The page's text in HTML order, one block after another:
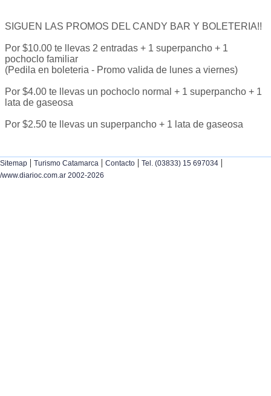
SIGUEN LAS PROMOS DEL CANDY BAR Y BOLETERIA!!
Por $10.00 te llevas 2 entradas + 1 superpancho + 1
pochoclo familiar
(Pedila en boleteria - Promo valida de lunes a viernes)
Por $4.00 te llevas un pochoclo normal + 1 superpancho + 1
lata de gaseosa
Por $2.50 te llevas un superpancho + 1 lata de gaseosa
Sitemap | Turismo Catamarca | Contacto | Tel. (03833) 15 697034 |
/www.diarioc.com.ar 2002-2026